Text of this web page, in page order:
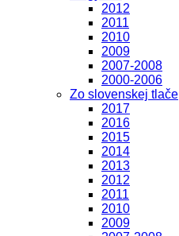
2012
2011
2010
2009
2007-2008
2000-2006
Zo slovenskej tlače
2017
2016
2015
2014
2013
2012
2011
2010
2009